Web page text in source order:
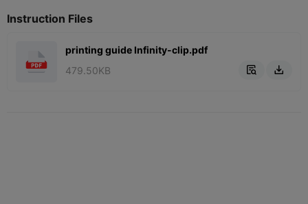
Instruction Files
printing guide Infinity-clip.pdf
479.50KB
 